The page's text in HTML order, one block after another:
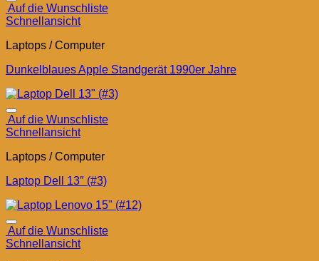
Auf die Wunschliste
Schnellansicht
Laptops / Computer
Dunkelblaues Apple Standgerät 1990er Jahre
Auf die Wunschliste
Schnellansicht
Laptops / Computer
Laptop Dell 13″ (#3)
Auf die Wunschliste
Schnellansicht